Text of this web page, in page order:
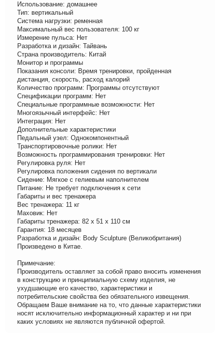
Использование: домашнее
Тип: вертикальный
Система нагрузки: ременная
Максимальный вес пользователя: 100 кг
Измерение пульса: Нет
Разработка и дизайн: Тайвань
Страна производитель: Китай
Монитор и программы
Показания консоли: Время тренировки, пройденная
дистанция, скорость, расход калорий
Количество программ: Программы отсутствуют
Спецификации программ: Нет
Специальные программные возможности: Нет
Многоязычный интерфейс: Нет
Интеграция: Нет
Дополнительные характеристики
Педальный узел: Однокомпонентный
Транспортировочные ролики: Нет
Возможность программирования тренировки: Нет
Регулировка руля: Нет
Регулировка положения сидения по вертикали
Сидение: Мягкое с гелиевым наполнителем
Питание: Не требует подключения к сети
Габариты и вес тренажера
Вес тренажера: 11 кг
Маховик: Нет
Габариты тренажера: 82 х 51 х 110 см
Гарантия: 18 месяцев
Разработка и дизайн: Body Sculpture (Великобритания)
Произведено в Китае.
Примечание:
Производитель оставляет за собой право вносить изменения
в конструкцию и принципиальную схему изделия, не
ухудшающие его качество, характеристики и
потребительские свойства без обязательного извещения.
Обращаем Ваше внимание на то, что данные характеристики
носят исключительно информационный характер и ни при
каких условиях не являются публичной офертой.